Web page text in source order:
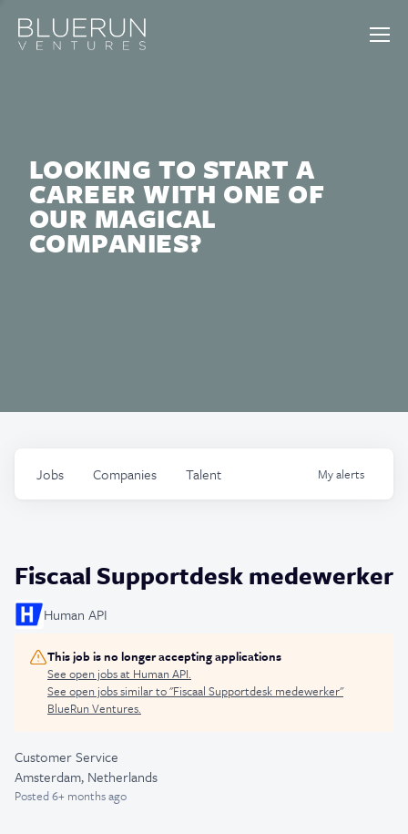
LOOKING TO START A
CAREER WITH ONE OF
OUR MAGICAL
COMPANIES?
Jobs Companies Talent Myalerts
Fiscaal Supportdesk medewerker
Human API
This job is no longer accepting applications
See open jobs at Human API.
See open jobs similar to "Fiscaal Supportdesk medewerker"
BlueRun Ventures.
Customer Service
Amsterdam, Netherlands
Posted6+ months ago